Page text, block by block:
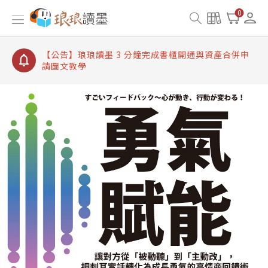
0
【公告】琅琅讀墨書櫃開通常見問題
【公告】琅琅讀墨 3 分鐘完成書櫃開通與資產合併申
【公告】琅琅書店服務升級重要說明及資產合併結果
查詢